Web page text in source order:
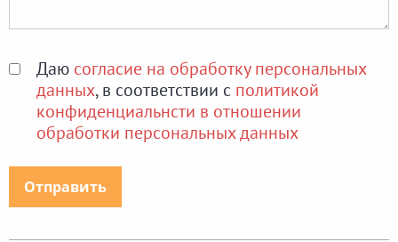
Даю согласие на обработку персональных
данных, в соответствии с политикой
конфиденциальнсти в отношении
обработки персональных данных